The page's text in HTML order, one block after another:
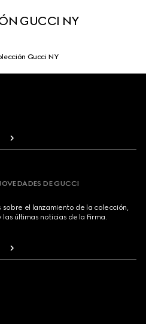
GUCCI NY
Gucci NY
DE GUCCI
sobre el lanzamiento de la colección,
últimas noticias de la Firma.